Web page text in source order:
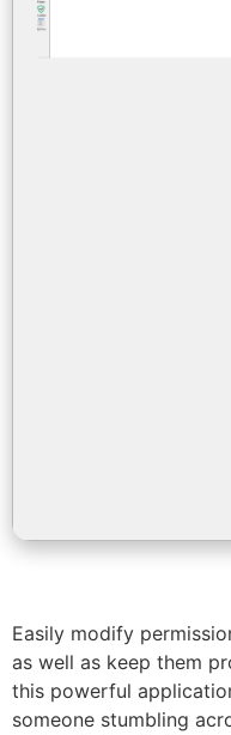
Easily modify
as well as keep them
this powerful
someone stumbling